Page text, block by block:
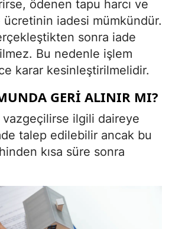
ödenen tapu harcı ve
ücretinin iadesi mümkündür.
sonra iade
Bu nedenle işlem
karar kesinleştirilmelidir.
GERI ALINIR MI?
ilgili daireye
talep edilebilir ancak bu
kısa süre sonra